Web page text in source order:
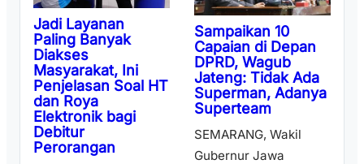
Jadi Layanan
Paling Banyak
Diakses
Masyarakat, Ini
Penjelasan Soal HT
dan Roya
Elektronik bagi
Debitur
Perorangan
Sampaikan 10
Capaian di Depan
DPRD, Wagub
Jateng: Tidak Ada
Superman, Adanya
Superteam
SEMARANG, Wakil
Gubernur Jawa